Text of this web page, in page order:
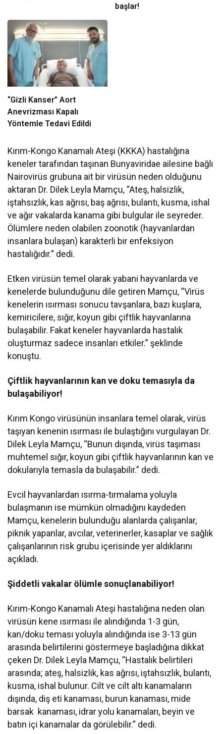
başlar!
“Gizli Kanser” Aort
Anevrizması Kapalı
Yöntemle Tedavi Edildi
Kırım-Kongo Kanamalı Ateşi (KKKA) hastalığına
keneler tarafından taşınan Bunyaviridae ailesine bağlı
Nairovirüs grubuna ait bir virüsün neden olduğunu
aktaran Dr. Dilek Leyla Mamçu, “Ateş, halsizlik,
iştahsızlık, kas ağrısı, baş ağrısı, bulantı, kusma, ishal
ve ağır vakalarda kanama gibi bulgular ile seyreder.
Ölümlere neden olabilen zoonotik (hayvanlardan
insanlara bulaşan) karakterli bir enfeksiyon
hastalığıdır.” dedi.
Etken virüsün temel olarak yabani hayvanlarda ve
kenelerde bulunduğunu dile getiren Mamçu, “Virüs
kenelerin ısırması sonucu tavşanlara, bazı kuşlara,
kemiricilere, sığır, koyun gibi çiftlik hayvanlarına
bulaşabilir. Fakat keneler hayvanlarda hastalık
oluşturmaz sadece insanları etkiler.” şeklinde
konuştu.
Çiftlik hayvanlarının kan ve doku temasıyla da
bulaşabiliyor!
Kırım Kongo virüsünün insanlara temel olarak, virüs
taşıyan kenenin ısırması ile bulaştığını vurgulayan Dr.
Dilek Leyla Mamçu, “Bunun dışında, virüs taşıması
muhtemel sığır, koyun gibi çiftlik hayvanlarının kan ve
dokularıyla temasla da bulaşabilir.” dedi.
Evcil hayvanlardan ısırma-tırmalama yoluyla
bulaşmanın ise mümkün olmadığını kaydeden
Mamçu, kenelerin bulunduğu alanlarda çalışanlar,
piknik yapanlar, avcılar, veterinerler, kasaplar ve sağlık
çalışanlarının risk grubu içerisinde yer aldıklarını
açıkladı.
Şiddetli vakalar ölümle sonuçlanabiliyor!
Kırım-Kongo Kanamalı Ateşi hastalığına neden olan
virüsün kene ısırması ile alındığında 1-3 gün,
kan/doku teması yoluyla alındığında ise 3-13 gün
arasında belirtilerini göstermeye başladığına dikkat
çeken Dr. Dilek Leyla Mamçu, “Hastalık belirtileri
arasında; ateş, halsizlik, kas ağrısı, iştahsızlık, bulantı,
kusma, ishal bulunur. Cilt ve cilt altı kanamaların
dışında, diş eti kanaması, burun kanaması, mide
barsak kanaması, idrar yolu kanamaları, beyin ve
batın içi kanamalar da görülebilir.” dedi.